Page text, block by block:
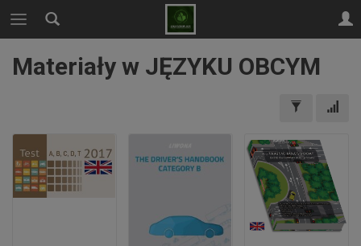
Materiały w JĘZYKU OBCYM